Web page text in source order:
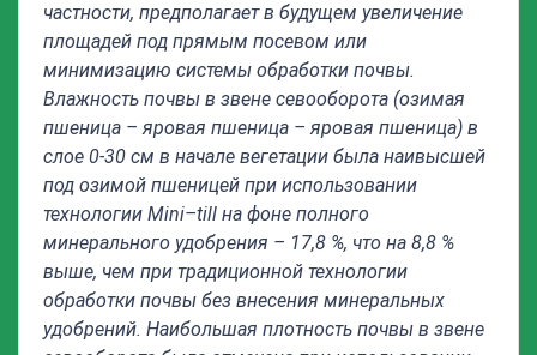
частности, предполагает в будущем увеличение
площадей под прямым посевом или
минимизацию системы обработки почвы.
Влажность почвы в звене севооборота (озимая
пшеница – яровая пшеница – яровая пшеница) в
слое 0-30 см в начале вегетации была наивысшей
под озимой пшеницей при использовании
технологии Mini–till на фоне полного
минерального удобрения – 17,8 %, что на 8,8 %
выше, чем при традиционной технологии
обработки почвы без внесения минеральных
удобрений. Наибольшая плотность почвы в звене